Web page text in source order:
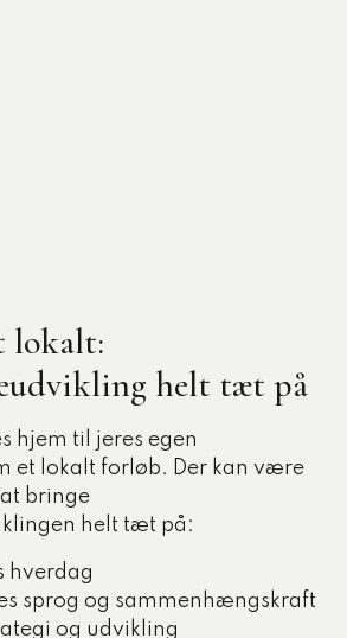
lokalt:
helt tæt på
hjem til jeres egen
et lokalt forløb. Der kan være
bringe
helt tæt på:
hverdag
sprog og sammenhængskraft
og udvikling